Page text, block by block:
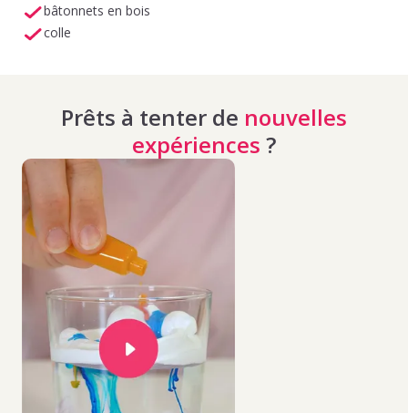
bâtonnets en bois
colle
Prêts à tenter de nouvelles
expériences ?